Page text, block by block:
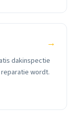
→
dakinspectie
wordt.